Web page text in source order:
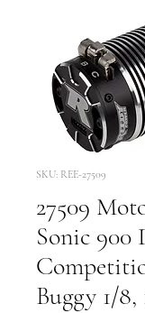
SKU: REE-27509
27509
Sonic 900
Buggy 1/